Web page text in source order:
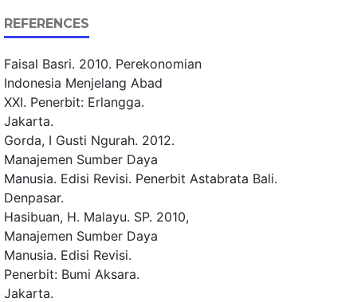
REFERENCES
Faisal Basri. 2010. Perekonomian
Indonesia Menjelang Abad
XXI. Penerbit: Erlangga.
Jakarta.
Gorda, I Gusti Ngurah. 2012.
Manajemen Sumber Daya
Manusia. Edisi Revisi. Penerbit Astabrata Bali.
Denpasar.
Hasibuan, H. Malayu. SP. 2010,
Manajemen Sumber Daya
Manusia. Edisi Revisi.
Penerbit: Bumi Aksara.
Jakarta.